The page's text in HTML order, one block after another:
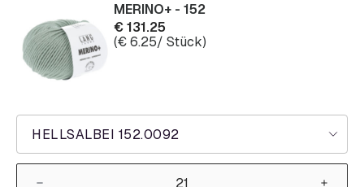
HELLSALBEI 152.0092
MERINO+ - 152
€131.25
(€6.25/ Stück)